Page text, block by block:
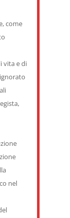
come
vita e di
nel